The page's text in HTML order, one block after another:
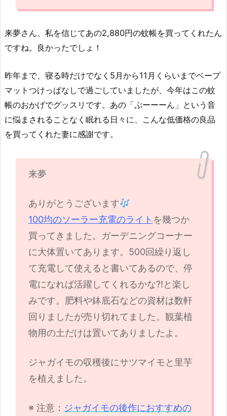
来夢さん、私を信じてあの2,880円の蚊帳を買ってくれたん
ですね。良かったでしょ！
昨年まで、寝る時だけでなく5月から11月くらいまでベープ
マットつけっぱなしで過ごしていましたが、今年はこの蚊
帳のおかげでグッスリです。あの「ぷーーーん」という音
に悩まされることなく眠れる日々に、こんな低価格の良品
を買ってくれた妻に感謝です。
来夢
ありがとうございます
100均のソーラー充電のライト を幾つか
買ってきました。ガーデニングコーナー
に大体置いてあります。500回繰り返し
て充電して使えると書いてあるので、停
電になれば活躍してくれるかな?!と楽し
みです。肥料や鉢底石などの資材は数軒
回りましたが売り切れてました。観葉植
物用の土だけは置いてありましたよ。
ジャガイモの収穫後にサツマイモと里芋
を植えました。
※ 注意： ジャガイモの後作におすすめの